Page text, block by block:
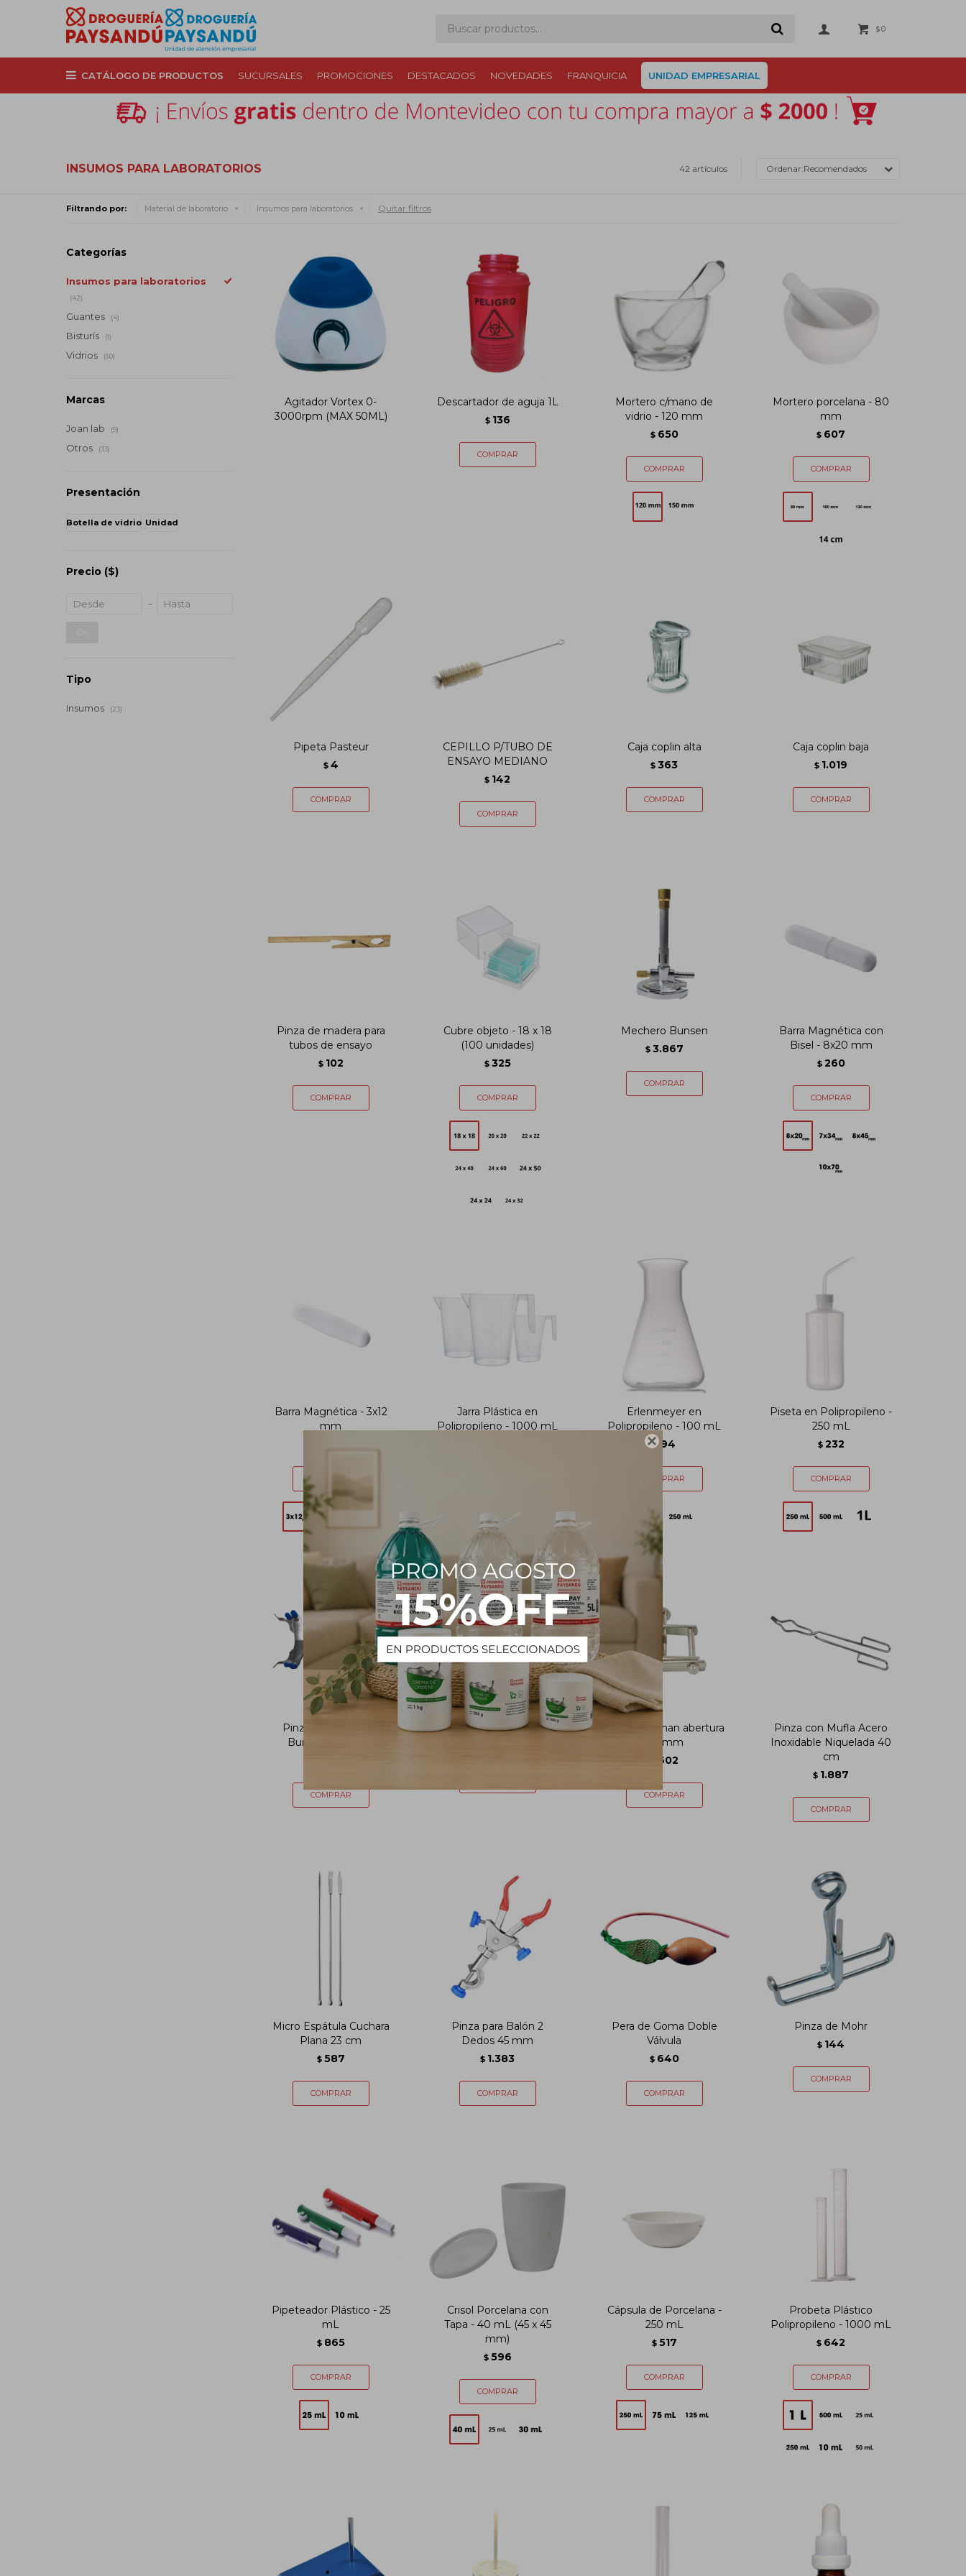

CATÁLOGO DE PRODUCTOS SUCURSALES PROMOCIONES DESTACADOS NOVEDADES FRANQUICIA UNIDAD EMPRESARIAL
$0
INSUMOS PARA LABORATORIOS 42 artículos Recomendados
Filtrando por: Material de laboratorio Insumos para laboratorios Quitar filtros
Agitador Vortex 0-
3000rpm (MAX 50ML)
Descartador de aguja 1L
$ 136
Mortero c/mano de
vidrio - 120 mm
$ 650
Mortero porcelana - 80
mm
$ 607
Pipeta Pasteur
$ 4
CEPILLO P/TUBO DE
ENSAYO MEDIANO
$ 142
Caja coplin alta
$ 363
Caja coplin baja
$ 1.019
Pinza de madera para
tubos de ensayo
$ 102
Cubre objeto - 18 x 18
(100 unidades)
$ 325
Mechero Bunsen
$ 3.867
Barra Magnética con
Bisel - 8x20 mm
$ 260
Barra Magnética - 3x12
mm
Jarra Plástica en
Polipropileno - 1000 mL
Erlenmeyer en
Polipropileno - 100 mL
$ 94
Piseta en Polipropileno -
250 mL
$ 232
Pinza Metálica para
Bureta con Pinza
Espátula Plana 20 cm
Pinza Hoffman abertura
40 mm
602
Pinza con Mufla Acero
Inoxidable Niquelada 40
cm
$ 1.887
Micro Espátula Cuchara
Plana 23 cm
$ 587
Pinza para Balón 2
Dedos 45 mm
$ 1.383
Pera de Goma Doble
Válvula
$ 640
Pinza de Mohr
$ 144
Pipeteador Plástico - 25
mL
$ 865
Crisol Porcelana con
Tapa - 40 mL (45 x 45
mm)
$ 596
Cápsula de Porcelana -
250 mL
$ 517
Probeta Plástico
Polipropileno - 1000 mL
$ 642
Categorías
Insumos para laboratorios
(42)
Guantes (4)
Bisturís (1)
Vidrios (50)
Marcas
Joan lab (9)
Otros (33)
Presentación
Botella de vidrio Unidad
Precio ($)
Tipo
Insumos (23)